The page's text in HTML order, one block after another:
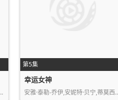
第5集
幸运女神
安雅·泰勒-乔伊,安妮特·贝宁,蒂莫西